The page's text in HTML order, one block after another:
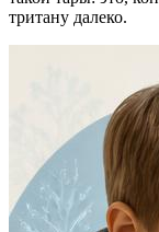
тритану далеко.